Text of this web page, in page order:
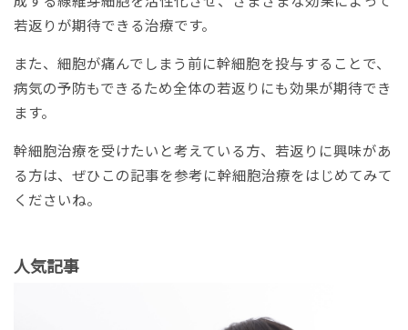
若返りが期待できる治療です。
また、細胞が痛んでしまう前に幹細胞を投与することで、
病気の予防もできるため全体の若返りにも効果が期待でき
ます。
幹細胞治療を受けたいと考えている方、若返りに興味があ
る方は、ぜひこの記事を参考に幹細胞治療をはじめてみて
くださいね。
人気記事